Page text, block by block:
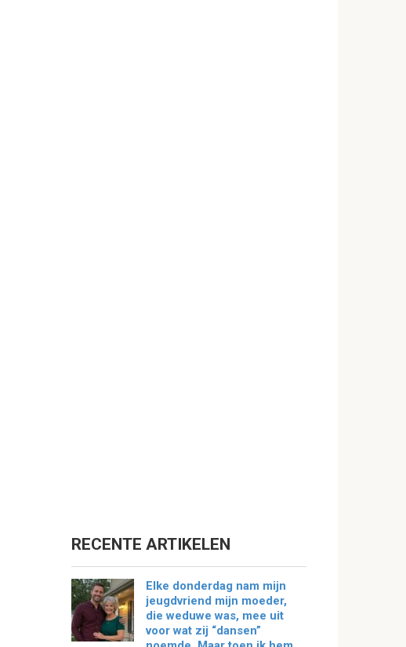
RECENTE ARTIKELEN
Elke donderdag nam mijn
jeugdvriend mijn moeder,
die weduwe was, mee uit
voor wat zij “dansen”